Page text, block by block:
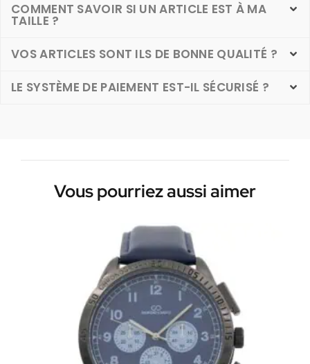
COMMENT SAVOIR SI UN ARTICLE EST À MA
TAILLE ?
VOS ARTICLES SONT ILS DE BONNE QUALITÉ ?
LE SYSTÈME DE PAIEMENT EST-IL SÉCURISÉ ?
Vous pourriez aussi aimer